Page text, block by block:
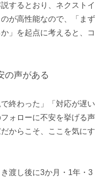
するとおり、ネクストイ
が高性能なので、「まず
」を起点に考えると、コ
の声がある
終わった」「対応が遅い
ォローに不安を挙げる声
からこそ、ここを気にす
渡し後に3か月・1年・3